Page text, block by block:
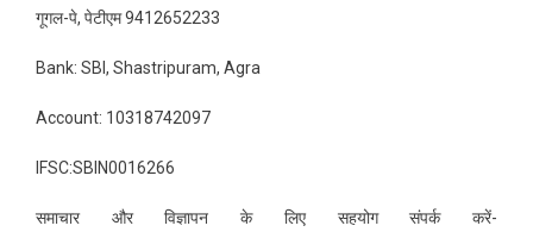
गूगल-पे, पेटीएम 9412652233
Bank: SBI, Shastripuram, Agra
Account: 10318742097
IFSC:SBIN0016266
समाचार और विज्ञापन के लिए सहयोग संपर्क करें-